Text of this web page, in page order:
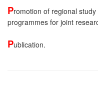
Promotion of regional study
programmes for joint
Publication.